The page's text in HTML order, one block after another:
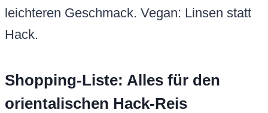
leichteren Geschmack. Vegan: Linsen statt
Hack.
Shopping-Liste: Alles für den
orientalischen Hack-Reis